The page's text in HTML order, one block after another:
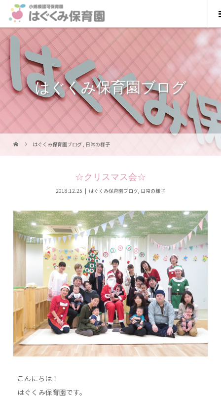
はぐくみ保育園ブログ
はぐくみ保育園ブログ, 日常の様子
☆クリスマス会☆
2018.12.25 はぐくみ保育園ブログ 日常の様子
こんにちは！
はぐくみ保育園です。